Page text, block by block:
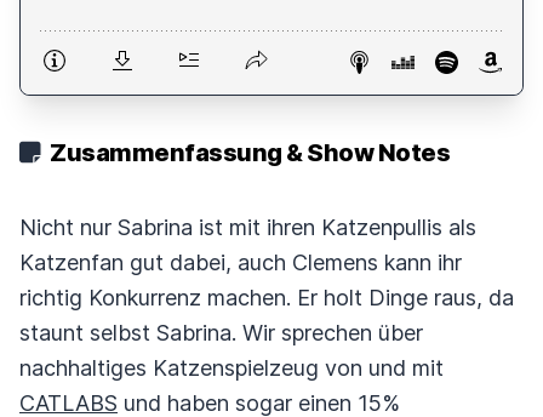
Zusammenfassung & Show Notes
Nicht nur Sabrina ist mit ihren Katzenpullis als
Katzenfan gut dabei, auch Clemens kann ihr
richtig Konkurrenz machen. Er holt Dinge raus, da
staunt selbst Sabrina. Wir sprechen über
nachhaltiges Katzenspielzeug von und mit
CATLABS und haben sogar einen 15%